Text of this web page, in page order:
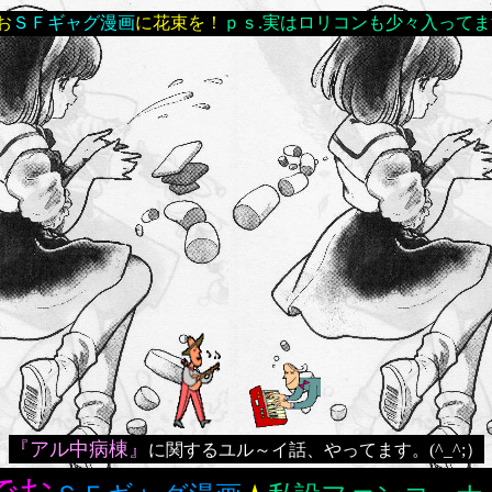
ＳＦギャグ漫画に花束を！ ｐｓ.実はロリコンも少々入って
『アル中病棟』 に関するユル～イ話、やってます。(^_^;）